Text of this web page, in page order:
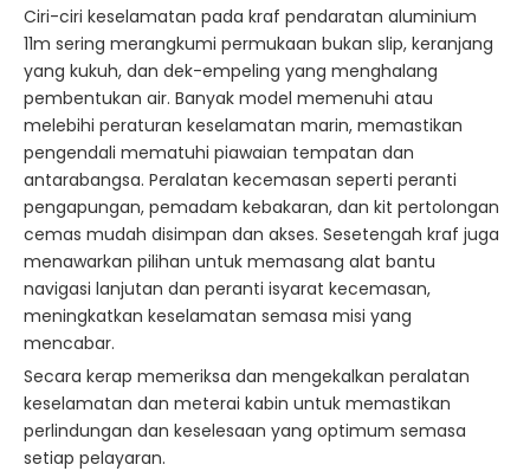
Ciri-ciri keselamatan pada kraf pendaratan aluminium
11m sering merangkumi permukaan bukan slip, keranjang
yang kukuh, dan dek-empeling yang menghalang
pembentukan air. Banyak model memenuhi atau
melebihi peraturan keselamatan marin, memastikan
pengendali mematuhi piawaian tempatan dan
antarabangsa. Peralatan kecemasan seperti peranti
pengapungan, pemadam kebakaran, dan kit pertolongan
cemas mudah disimpan dan akses. Sesetengah kraf juga
menawarkan pilihan untuk memasang alat bantu
navigasi lanjutan dan peranti isyarat kecemasan,
meningkatkan keselamatan semasa misi yang
mencabar.
Secara kerap memeriksa dan mengekalkan peralatan
keselamatan dan meterai kabin untuk memastikan
perlindungan dan keselesaan yang optimum semasa
setiap pelayaran.